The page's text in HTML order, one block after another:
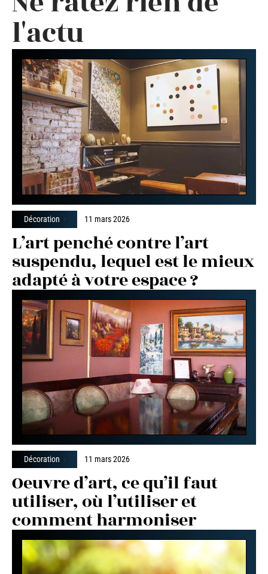
l'actu
Décoration 11 mars 2026
L’art penché contre l’art
suspendu, lequel est le mieux
adapté à votre espace ?
Décoration 11 mars 2026
Oeuvre d’art, ce qu’il faut
utiliser, où l’utiliser et
comment harmoniser